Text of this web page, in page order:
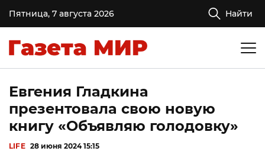
Пятница, 7 августа 2026 Найти
Евгения Гладкина
презентовала свою новую
книгу «Объявляю голодовку»
LIFE 28 июня 2024 15:15